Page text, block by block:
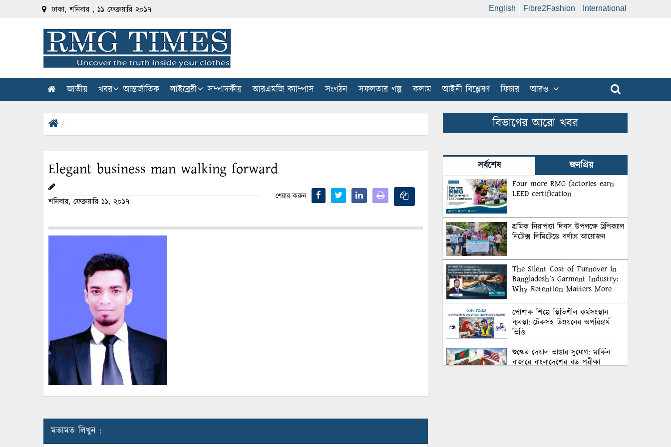
ঢাকা, শনিবার , ১১ ফেব্রুয়ারি ২০১৭ English Fibre2Fashion International
জাতীয় খবর আন্তর্জাতিক লাইব্রেরী সম্পাদকীয় আরএমজি ক্যাম্পাস সংগঠন সফলতার গল্প কলাম আইনী বিশ্লেষণ ফিচার আরও
Elegant business man walking forward
শনিবার, ফেব্রুয়ারি ১১, ২০১৭ শেয়ার করুন
মতামত লিখুন :
বিভাগের আরো খবর
সর্বশেষ জনপ্রিয়
Four more RMG factories earn
LEED certification
শ্রমিক নিরাপত্তা দিবস উপলক্ষে ট্রপিক্যাল
নিটেক্স লিমিটেডে বর্ণাঢ্য আয়োজন
The Silent Cost of Turnover in
Bangladesh’s Garment Industry:
Why Retention Matters More
পোশাক শিল্পে স্থিতিশীল কর্মসংস্থান
ব্যবস্থা: টেকসই উন্নয়নের অপরিহার্য
ভিত্তি
শুল্কের দেয়াল ভাঙার সুযোগ: মার্কিন
বাজারে বাংলাদেশের বড় পরীক্ষা